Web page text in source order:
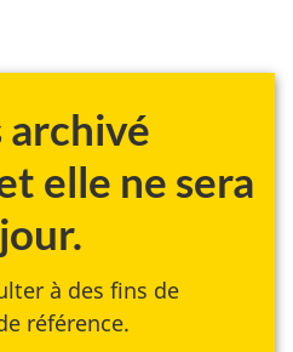
archivé
elle ne sera
à des fins de
référence.